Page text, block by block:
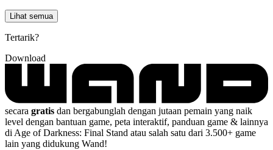
Lihat semua
Tertarik?
Download
secara gratis dan bergabunglah dengan jutaan pemain yang naik
level dengan bantuan game, peta interaktif, panduan game & lainnya
di Age of Darkness: Final Stand atau salah satu dari 3.500+ game
lain yang didukung Wand!